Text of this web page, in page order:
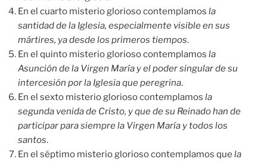
En el cuarto misterio glorioso contemplamos la
santidad de la Iglesia, especialmente visible en sus
mártires, ya desde los primeros tiempos.
En el quinto misterio glorioso contemplamos la
Asunción de la Virgen María y el poder singular de su
intercesión por la Iglesia que peregrina.
En el sexto misterio glorioso contemplamos la
segunda venida de Cristo, y que de su Reinado han de
participar para siempre la Virgen María y todos los
santos.
En el séptimo misterio glorioso contemplamos que la